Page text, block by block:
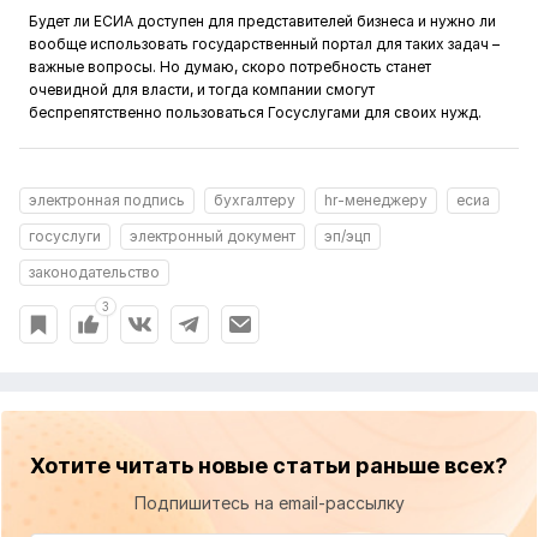
Будет ли ЕСИА доступен для представителей бизнеса и нужно ли
вообще использовать государственный портал для таких задач –
важные вопросы. Но думаю, скоро потребность станет
очевидной для власти, и тогда компании смогут
беспрепятственно пользоваться Госуслугами для своих нужд.
электронная подпись бухгалтеру hr-менеджеру
есиа
госуслуги
электронный документ
эп/эцп
законодательство
3
Хотите читать новые статьи раньше всех?
Подпишитесь на email-рассылку